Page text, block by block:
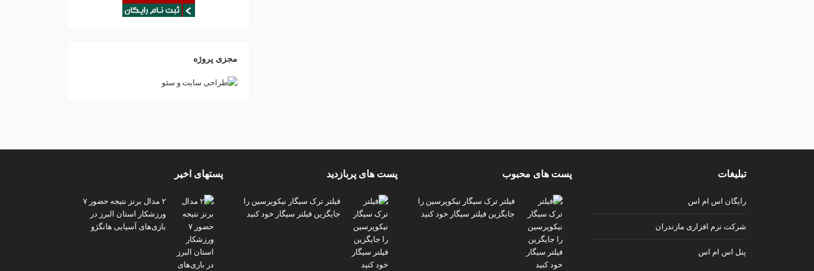
مجزی پروژه
تبلیغات
رایگان اس ام اس
شرکت نرم افزاری مازندران
پنل اس ام اس
پست های محبوب
فیلتر ترک سیگار نیکوپرسین را
جایگزین فیلتر سیگار خود کنید
پست های پربازدید
فیلتر ترک سیگار نیکوپرسین را
جایگزین فیلتر سیگار خود کنید
پستهای اخیر
۲ مدال برنز نتیجه حضور ۷
ورزشکار استان البرز در
بازی‌های آسیایی هانگژو